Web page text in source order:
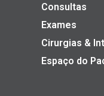
Consultas
Exames
Cirurgias &
Espaço do